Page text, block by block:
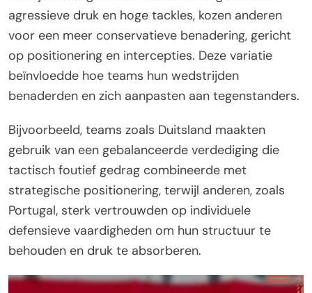
agressieve druk en hoge tackles, kozen anderen
voor een meer conservatieve benadering, gericht
op positionering en intercepties. Deze variatie
beïnvloedde hoe teams hun wedstrijden
benaderden en zich aanpasten aan tegenstanders.
Bijvoorbeeld, teams zoals Duitsland maakten
gebruik van een gebalanceerde verdediging die
tactisch foutief gedrag combineerde met
strategische positionering, terwijl anderen, zoals
Portugal, sterk vertrouwden op individuele
defensieve vaardigheden om hun structuur te
behouden en druk te absorberen.